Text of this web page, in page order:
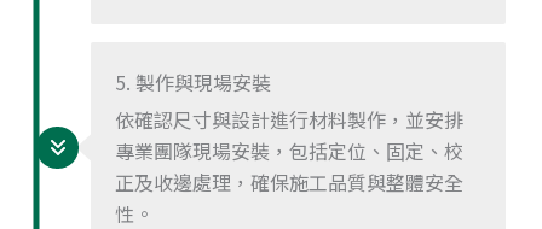
5. 製作與現場安裝
依確認尺寸與設計進行材料製作，並安排
專業團隊現場安裝，包括定位、固定、校
正及收邊處理，確保施工品質與整體安全
性。